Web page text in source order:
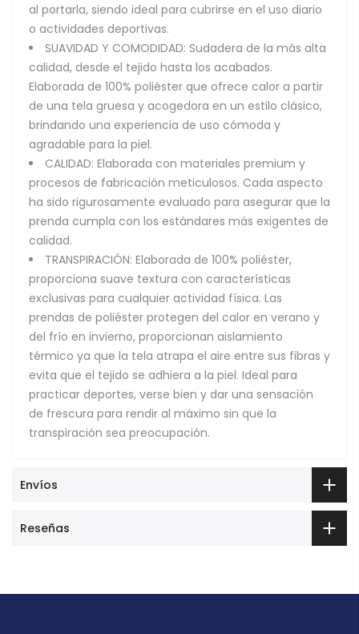
al portarla, siendo ideal para cubrirse en el uso diario
o actividades deportivas.
SUAVIDAD Y COMODIDAD: Sudadera de la más alta
calidad, desde el tejido hasta los acabados.
Elaborada de 100% poliéster que ofrece calor a partir
de una tela gruesa y acogedora en un estilo clásico,
brindando una experiencia de uso cómoda y
agradable para la piel.
CALIDAD: Elaborada con materiales premium y
procesos de fabricación meticulosos. Cada aspecto
ha sido rigurosamente evaluado para asegurar que la
prenda cumpla con los estándares más exigentes de
calidad.
TRANSPIRACIÓN: Elaborada de 100% poliéster,
proporciona suave textura con características
exclusivas para cualquier actividad física. Las
prendas de poliéster protegen del calor en verano y
del frío en invierno, proporcionan aislamiento
térmico ya que la tela atrapa el aire entre sus fibras y
evita que el tejido se adhiera a la piel. Ideal para
practicar deportes, verse bien y dar una sensación
de frescura para rendir al máximo sin que la
transpiración sea preocupación.
Envíos
Reseñas